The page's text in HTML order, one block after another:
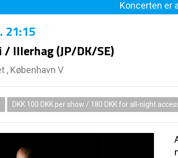
Koncerten er
21:15
Illerhag (JP/DK/SE)
, København V
DKK 100 DKK per show / 180 DKK for all-night